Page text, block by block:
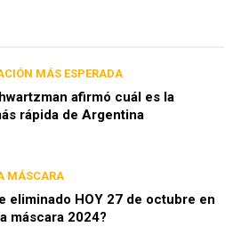
MÁS ESPERADA
afirmó cuál es la
rápida de Argentina
MÁSCARA
eliminado HOY 27 de octubre en
máscara 2024?